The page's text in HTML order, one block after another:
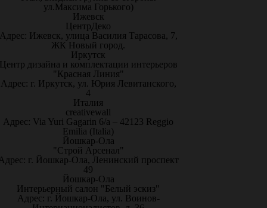
ул.Максима Горького)
Ижевск
ЦентрДеко
Ижевск, улица Василия Тарасова, 7,
ЖК Новый город.
Иркутск
дизайна и комплектации интерьеров
"Красная Линия"
Адрес: г. Иркутск, ул. Юрия Левитанского,
4
Италия
creativewall
Адрес: Via Yuri Gagarin 6/a – 42123 Reggio
Emilia (Italia)
Йошкар-Ола
"Строй Арсенал"
г. Йошкар-Ола, Ленинский проспект
49
Йошкар-Ола
Интерьерный салон "Белый эскиз"
Адрес: г. Йошкар-Ола, ул. Воинов-